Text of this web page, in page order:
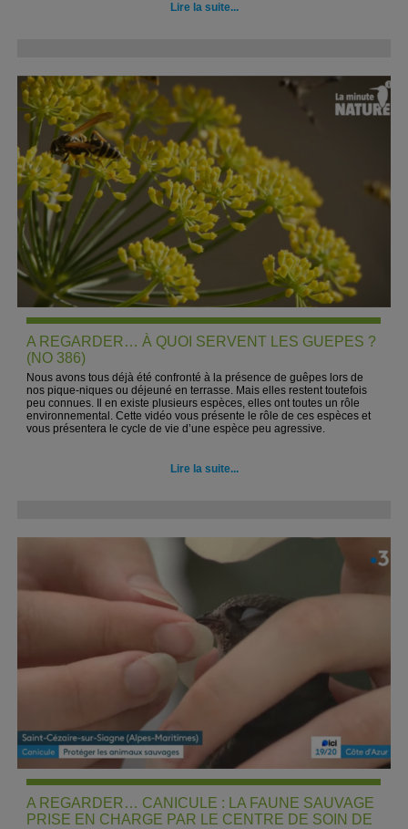
Lire la suite...
A REGARDER… À QUOI SERVENT LES GUEPES ?
(NO 386)
Nous avons tous déjà été confronté à la présence de guêpes lors de
nos pique-niques ou déjeuné en terrasse. Mais elles restent toutefois
peu connues. Il en existe plusieurs espèces, elles ont toutes un rôle
environnemental. Cette vidéo vous présente le rôle de ces espèces et
vous présentera le cycle de vie d’une espèce peu agressive.
Lire la suite...
A REGARDER… CANICULE : LA FAUNE SAUVAGE
PRISE EN CHARGE PAR LE CENTRE DE SOIN DE